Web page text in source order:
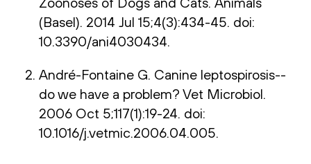
(Basel). 2014 Jul 15;4(3):434-45. doi:
10.3390/ani4030434.
André-Fontaine G. Canine leptospirosis--
do we have a problem? Vet Microbiol.
2006 Oct 5;117(1):19-24. doi:
10.1016/j.vetmic.2006.04.005.